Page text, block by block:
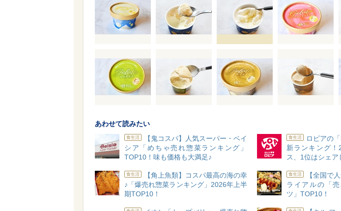
あわせて読みたい
食生活
【鬼コスパ】人気スーパー・ベイ
シア「めちゃ売れ惣菜ランキング」
TOP10！味も価格も大満足♪
食生活
ロピアの
新ランキング！
ス、1位はシェア
食生活
【角上魚類】コスパ最高の海の幸
♪「爆売れ惣菜ランキング」2026年上半
期TOP10！
食生活
【全国で
ライアルの「
ツ」TOP10！